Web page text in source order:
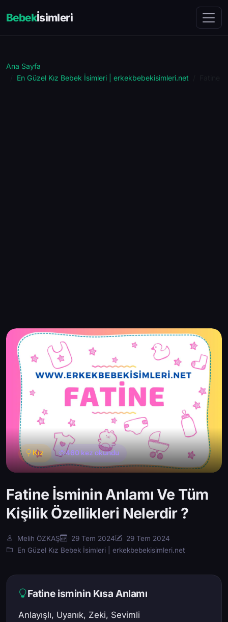
Bebekİsimleri
Ana Sayfa
En Güzel Kız Bebek İsimleri | erkekbebekisimleri.net
Kız 460 kez okundu
Fatine İsminin Anlamı Ve Tüm
Kişilik Özellikleri Nelerdir ?
Melih ÖZKAŞ 29 Tem 2024
29 Tem 2024
En Güzel Kız Bebek İsimleri | erkekbebekisimleri.net
Fatine isminin Kısa Anlamı
Anlayışlı, Uyanık, Zeki, Sevimli